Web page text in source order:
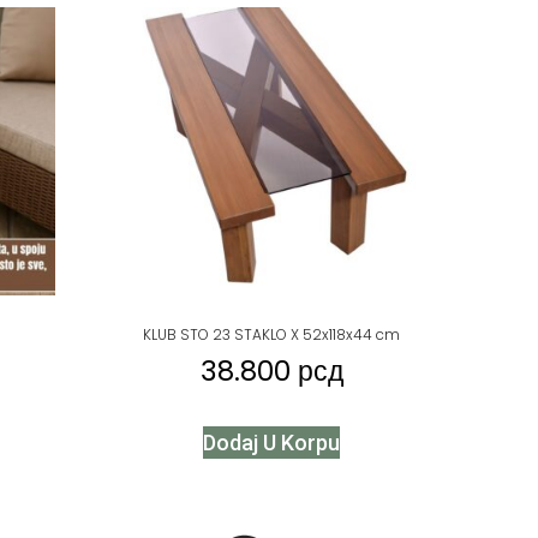
KLUB STO 23 STAKLO X 52x118x44 cm
38.800 рсд
Dodaj U Korpu